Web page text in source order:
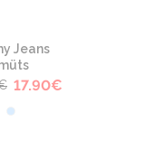
Jeans
17.90€